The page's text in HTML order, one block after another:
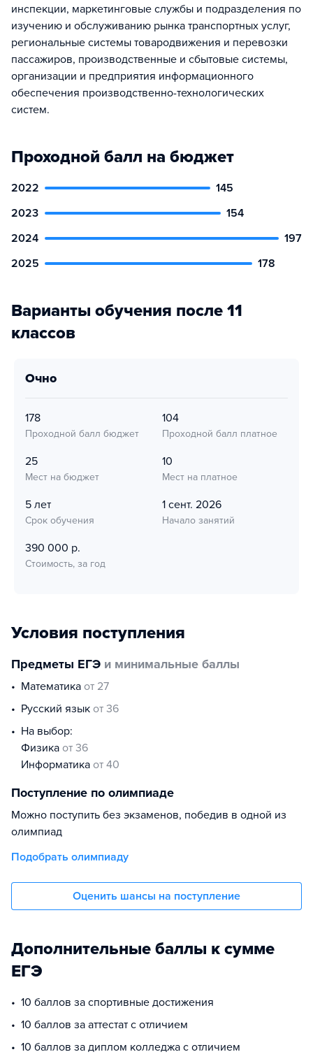
инспекции, маркетинговые службы и подразделения по
изучению и обслуживанию рынка транспортных услуг,
региональные системы товародвижения и перевозки
пассажиров, производственные и сбытовые системы,
организации и предприятия информационного
обеспечения производственно-технологических
систем.
Проходной балл на бюджет
2022
145
2023
154
2024
197
2025
178
Варианты обучения после 11
классов
очно
178
Проходной балл бюджет
104
Проходной балл платное
25
Мест на бюджет
10
Мест на платное
5 лет
Срок обучения
1 сент. 2026
Начало занятий
390 000 р.
Стоимость, за год
Условия поступления
Предметы ЕГЭ и минимальные баллы
математика от 27
русский язык от 36
На выбор:
физика от 36
информатика от 40
Поступление по олимпиаде
Можно поступить без экзаменов, победив в одной из
олимпиад
Подобрать олимпиаду
Оценить шансы на поступление
Дополнительные баллы к сумме
ЕГЭ
10 баллов за спортивные достижения
10 баллов за аттестат с отличием
10 баллов за диплом колледжа с отличием